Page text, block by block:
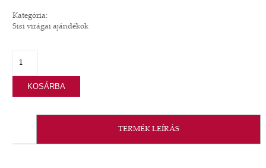
Kategória:
Sisi virágai ajándékok
KOSÁRBA
TERMÉK LEÍRÁS